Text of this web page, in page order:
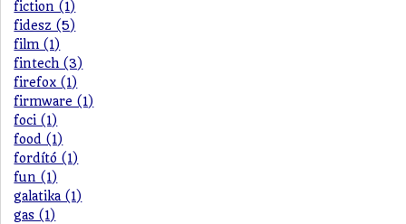
fiction (1)
fidesz (5)
film (1)
fintech (3)
firefox (1)
firmware (1)
foci (1)
food (1)
fordító (1)
fun (1)
galatika (1)
gas (1)